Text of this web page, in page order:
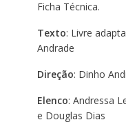
Ficha Técnica.
Texto: Livre
Andrade
Direção: Dinho
Elenco: Andressa
e Douglas Dias